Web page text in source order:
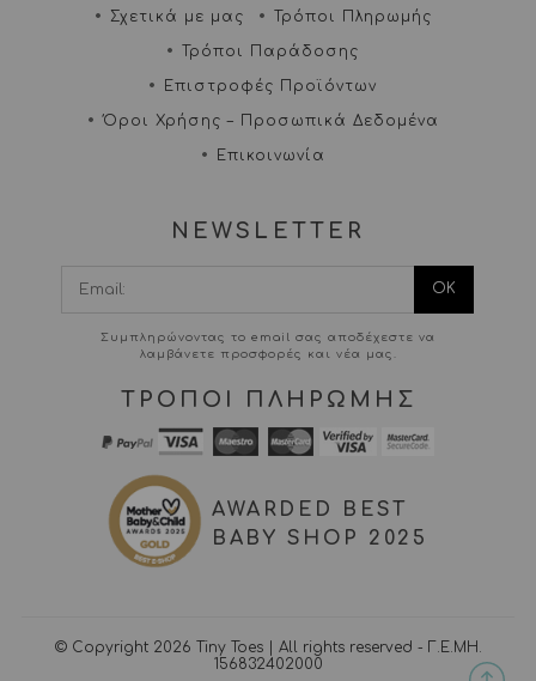
Σχετικά με μας Τρόποι Πληρωμής
Τρόποι Παράδοσης
Επιστροφές Προϊόντων
Όροι Χρήσης – Προσωπικά Δεδομένα
Επικοινωνία
NEWSLETTER
Συμπληρώνοντας το email σας αποδέχεστε να
λαμβάνετε προσφορές και νέα μας.
ΤΡΟΠΟΙ ΠΛΗΡΩΜΗΣ
AWARDED BEST
BABY SHOP 2025
© Copyright 2026 Tiny Toes | All rights reserved - Γ.Ε.ΜΗ.
156832402000